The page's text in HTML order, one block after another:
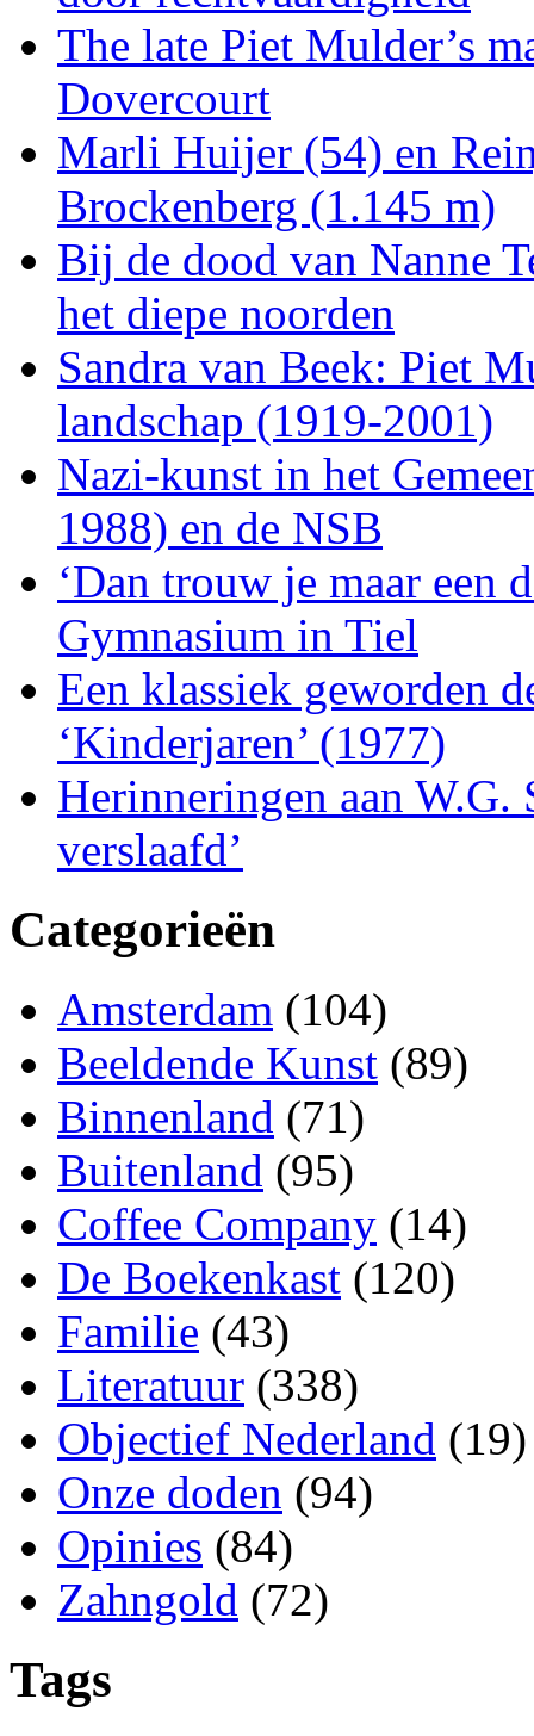
The late Piet Mulder’s
Dovercourt
Marli Huijer (54) en
Brockenberg (1.145 m)
Bij de dood van Nanne
het diepe noorden
Sandra van Beek: Piet
landschap (1919-2001)
Nazi-kunst in het
1988) en de NSB
‘Dan trouw je maar een
Gymnasium in Tiel
Een klassiek geworden
‘Kinderjaren’ (1977)
Herinneringen aan W.G.
verslaafd’
Categorieën
Amsterdam (104)
Beeldende Kunst (89)
Binnenland (71)
Buitenland (95)
Coffee Company (14)
De Boekenkast (120)
Familie (43)
Literatuur (338)
Objectief Nederland (19)
Onze doden (94)
Opinies (84)
Zahngold (72)
Tags